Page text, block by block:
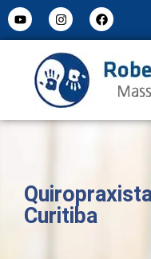
Curitiba